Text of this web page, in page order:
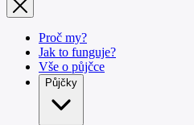
Proč my?
Jak to funguje?
Vše o půjčce
Půjčky